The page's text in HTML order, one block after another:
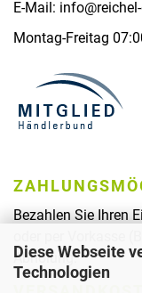
Diese Webseite
Technologien
E-Mail:
Montag-Freitag
Bezahlen Sie Ihren
Abholung.